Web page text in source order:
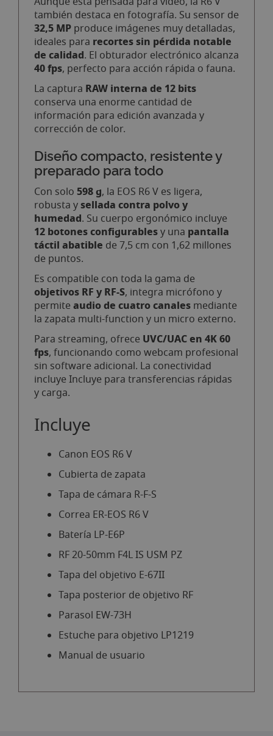
también destaca en fotografía. Su sensor de
32,5 MP produce imágenes muy detalladas,
ideales para recortes sin pérdida notable
de calidad. El obturador electrónico alcanza
40 fps, perfecto para acción rápida o fauna.
La captura RAW interna de 12 bits
conserva una enorme cantidad de
información para edición avanzada y
corrección de color.
Diseño compacto, resistente y
preparado para todo
Con solo 598 g, la EOS R6 V es ligera,
robusta ysellada contra polvo y
humedad. Su cuerpo ergonómico incluye
12 botones configurablesy una pantalla
táctil abatible de 7,5 cm con 1,62 millones
de puntos.
Es compatible con toda la gama de
objetivos RF y RF-S, integra micrófono y
permite audio de cuatro canales mediante
la zapata multi-function y un micro externo.
Para streaming, ofrece UVC/UAC en 4K 60
fps, funcionando como webcam profesional
sin software adicional. La conectividad
incluye Incluye para transferencias rápidas
y carga.
Incluye
Canon EOS R6 V
Cubierta de zapata
Tapa de cámara R-F-S
Correa ER-EOS R6 V
Batería LP-E6P
RF 20-50mm F4L IS USM PZ
Tapa del objetivo E-67II
Tapa posterior de objetivo RF
Parasol EW-73H
Estuche para objetivo LP1219
Manual de usuario